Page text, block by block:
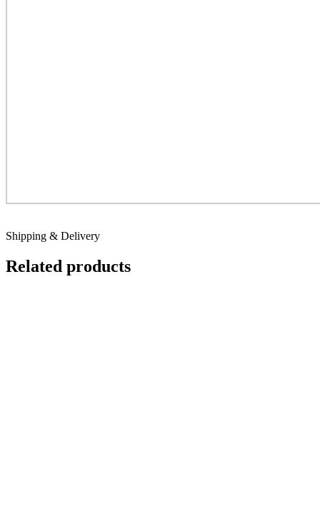
Shipping & Delivery
Related products